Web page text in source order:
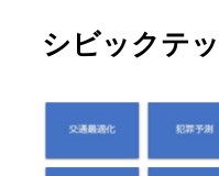
シビックテ